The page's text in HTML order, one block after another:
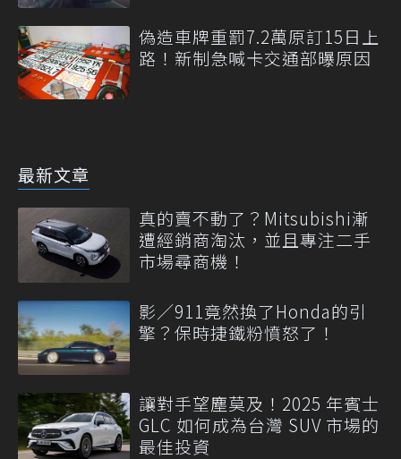
偽造車牌重罰7.2萬原訂15日上
路！新制急喊卡交通部曝原因
最新文章
真的賣不動了？Mitsubishi漸
遭經銷商淘汰，並且專注二手
市場尋商機！
影／911竟然換了Honda的引
擎？保時捷鐵粉憤怒了！
讓對手望塵莫及！2025 年賓士
GLC 如何成為台灣 SUV 市場的
最佳投資